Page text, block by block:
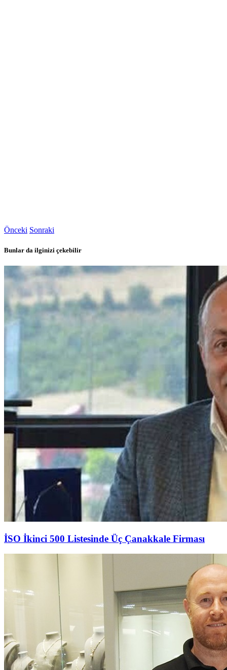
Önceki Sonraki
Bunlar da ilginizi çekebilir
İSO İkinci 500 Listesinde Üç Çanakkale Firması